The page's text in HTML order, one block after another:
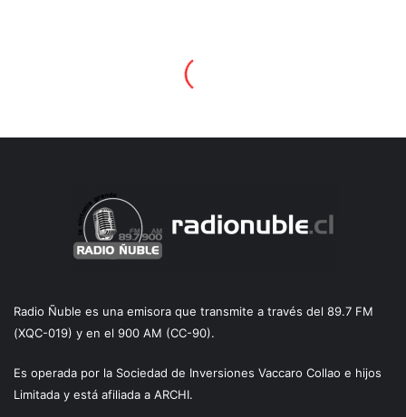
Radio Ñuble es una emisora que transmite a través del 89.7 FM
(XQC-019) y en el 900 AM (CC-90).
Es operada por la Sociedad de Inversiones Vaccaro Collao e hijos
Limitada y está afiliada a ARCHI.